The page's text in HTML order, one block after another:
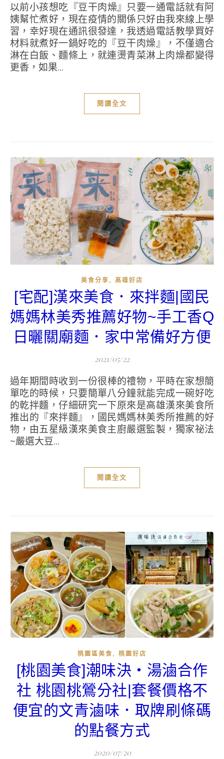
以前小孩想吃『豆干肉燥』只要一通電話就有阿
姨幫忙煮好，現在疫情的關係只好由我來線上學
習，幸好現在通訊很發達，我透過電話教學買好
材料就煮好一鍋好吃的『豆干肉燥』，不僅適合
淋在白飯、麵條上，就連燙青菜淋上肉燥都變得
更香，如果...
閱讀全文
美食分享 , 高雄好店
[宅配]漢來美食．來拌麵|國民
媽媽林美秀推薦好物~手工香Q
日曬關廟麵．家中常備好方便
2021/05/22
過年期間時收到一份很棒的禮物，平時在家想簡
單吃的時候，只要簡單八分鐘就能完成一碗好吃
的乾拌麵，仔細研究一下原來是高雄漢來美食所
推出的『來拌麵』，國民媽媽林美秀所推薦的好
物，由五星級漢來美食主廚嚴選監製，獨家祕法
~嚴選大豆...
閱讀全文
桃園區美食 , 桃園好店
[桃園美食]潮味決‧湯滷合作
社 桃園桃鶯分社|套餐價格不
便宜的文青滷味．取牌刷條碼
的點餐方式
2020/07/20